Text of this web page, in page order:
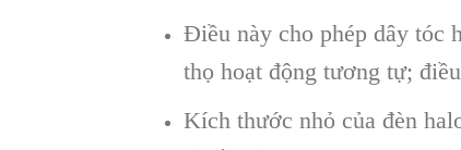
Điều này cho phép dây tóc
thọ hoạt động tương tự;
Kích thước nhỏ của đèn